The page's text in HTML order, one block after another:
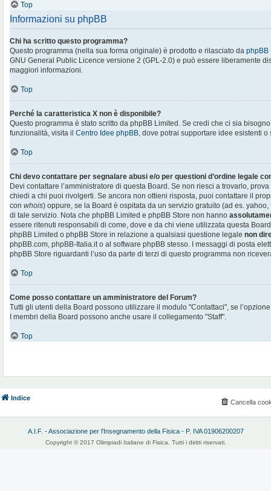
Top
Informazioni su phpBB
Chi ha scritto questo programma?
Questo programma (nella sua forma originale) è prodotto e rilasciato da phpBB
GNU General Public Licence versione 2 (GPL-2.0) e può essere liberamente
maggiori informazioni.
Top
Perché la caratteristica X non è disponibile?
Questo programma è stato scritto da phpBB Limited. Se credi che ci sia
funzionalità, visita il Centro Idee phpBB, dove potrai supportare idee esistenti
Top
Chi devo contattare per segnalare abusi e/o per questioni d’ordine legale
Devi contattare l’amministratore di questa Board. Se non riesci a trovarlo,
chiedi a chi puoi rivolgerti. Se ancora non ottieni risposta, puoi contattare il
con whois) oppure, se la Board è ospitata da un servizio gratuito (ad es. yahoo,
di tale servizio. Nota che phpBB Limited e phpBB Store non hanno
essere ritenuti responsabili di come, dove e da chi viene utilizzata questa
phpBB Limited o phpBB Store in relazione a qualsiasi questione legale non
phpBB.com, phpBB-Italia.it o al software phpBB stesso. I messaggi di posta
phpBB Store riguardanti l’uso da parte di terzi di questo programma non
Top
Come posso contattare un amministratore del Forum?
Tutti gli utenti della Board possono utilizzare il modulo "Contattaci", se
I membri della Board possono anche usare il collegamento "Staff".
Top
Indice
Cancella
A.I.F. - Associazione per l'Insegnamento della Fisica - P. IVA 01906200207
Copyright © 2017 Olimpiadi Italiane di Fisica. Tutti i diritti riservati.